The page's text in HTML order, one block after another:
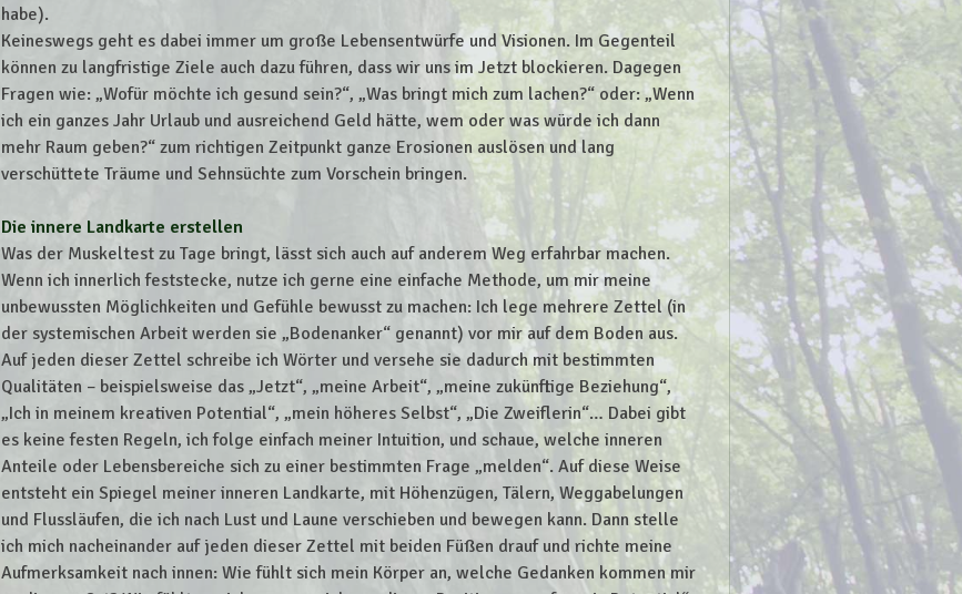
habe).
Keineswegs geht es dabei immer um große Lebensentwürfe und Visionen. Im Gegenteil
können zu langfristige Ziele auch dazu führen, dass wir uns im Jetzt blockieren. Dagegen
Fragen wie: „Wofür möchte ich gesund sein?“, „Was bringt mich zum lachen?“ oder: „Wenn
ich ein ganzes Jahr Urlaub und ausreichend Geld hätte, wem oder was würde ich dann
mehr Raum geben?“ zum richtigen Zeitpunkt ganze Erosionen auslösen und lang
verschüttete Träume und Sehnsüchte zum Vorschein bringen.
Die innere Landkarte erstellen
Was der Muskeltest zu Tage bringt, lässt sich auch auf anderem Weg erfahrbar machen.
Wenn ich innerlich feststecke, nutze ich gerne eine einfache Methode, um mir meine
unbewussten Möglichkeiten und Gefühle bewusst zu machen: Ich lege mehrere Zettel (in
der systemischen Arbeit werden sie „Bodenanker“ genannt) vor mir auf dem Boden aus.
Auf jeden dieser Zettel schreibe ich Wörter und versehe sie dadurch mit bestimmten
Qualitäten – beispielsweise das „Jetzt“, „meine Arbeit“, „meine zukünftige Beziehung“,
„Ich in meinem kreativen Potential“, „mein höheres Selbst“, „Die Zweiflerin“… Dabei gibt
es keine festen Regeln, ich folge einfach meiner Intuition, und schaue, welche inneren
Anteile oder Lebensbereiche sich zu einer bestimmten Frage „melden“. Auf diese Weise
entsteht ein Spiegel meiner inneren Landkarte, mit Höhenzügen, Tälern, Weggabelungen
und Flussläufen, die ich nach Lust und Laune verschieben und bewegen kann. Dann stelle
ich mich nacheinander auf jeden dieser Zettel mit beiden Füßen drauf und richte meine
Aufmerksamkeit nach innen: Wie fühlt sich mein Körper an, welche Gedanken kommen mir